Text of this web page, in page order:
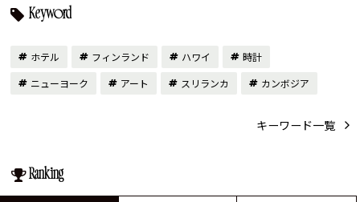
Keyword
ホテル フィンランド ハワイ
時計
ニューヨーク
アート スリランカ カンボジア
キーワード一覧
Ranking